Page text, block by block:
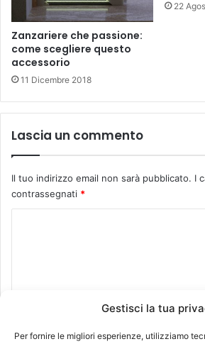
Gestisci la tua
Per fornire le migliori esperienze, utilizziamo
Zanzariere che passione:
come scegliere questo
accessorio
11 Dicembre 2018
22
Lascia un commento
Il tuo indirizzo email non sarà pubblicato. I
contrassegnati *